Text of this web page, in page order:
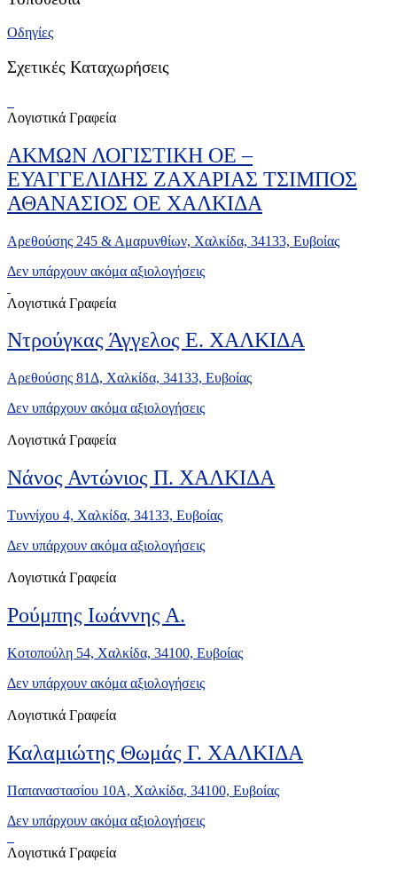
Οδηγίες
Σχετικές Καταχωρήσεις
Λογιστικά Γραφεία
ΑΚΜΩΝ ΛΟΓΙΣΤΙΚΗ ΟΕ –
ΕΥΑΓΓΕΛΙΔΗΣ ΖΑΧΑΡΙΑΣ ΤΣΙΜΠΟΣ
ΑΘΑΝΑΣΙΟΣ ΟΕ ΧΑΛΚΙΔΑ
Αρεθούσης 245 & Αμαρυνθίων, Χαλκίδα, 34133, Ευβοίας
Δεν υπάρχουν ακόμα αξιολογήσεις
Λογιστικά Γραφεία
Ντρούγκας Άγγελος Ε. ΧΑΛΚΙΔΑ
Αρεθούσης 81Δ, Χαλκίδα, 34133, Ευβοίας
Δεν υπάρχουν ακόμα αξιολογήσεις
Λογιστικά Γραφεία
Νάνος Αντώνιος Π. ΧΑΛΚΙΔΑ
Τυννίχου 4, Χαλκίδα, 34133, Ευβοίας
Δεν υπάρχουν ακόμα αξιολογήσεις
Λογιστικά Γραφεία
Ρούμπης Ιωάννης Α.
Κοτοπούλη 54, Χαλκίδα, 34100, Ευβοίας
Δεν υπάρχουν ακόμα αξιολογήσεις
Λογιστικά Γραφεία
Καλαμιώτης Θωμάς Γ. ΧΑΛΚΙΔΑ
Παπαναστασίου 10Α, Χαλκίδα, 34100, Ευβοίας
Δεν υπάρχουν ακόμα αξιολογήσεις
Λογιστικά Γραφεία